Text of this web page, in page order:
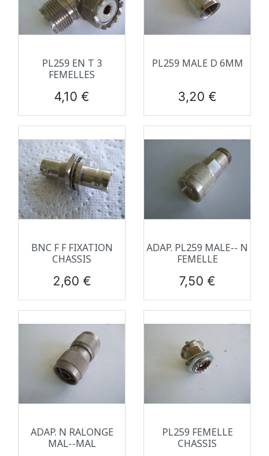
PL259 EN T 3
FEMELLES
Prix
4,10 €
PL259 MALE D 6MM
Prix
3,20 €
BNC F F FIXATION
CHASSIS
Prix
2,60 €
ADAP. PL259 MALE-- N
FEMELLE
Prix
7,50 €
ADAP. N RALONGE
MAL--MAL
PL259 FEMELLE
CHASSIS